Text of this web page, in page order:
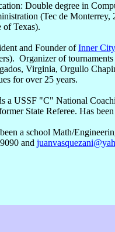
Double degree in
(Tec de
of Texas).
and Founder ofInner
Organizer of
Virginia, Orgullo
for over 25 years.
a USSF "C" National
State Referee. Has
a school Math/
and